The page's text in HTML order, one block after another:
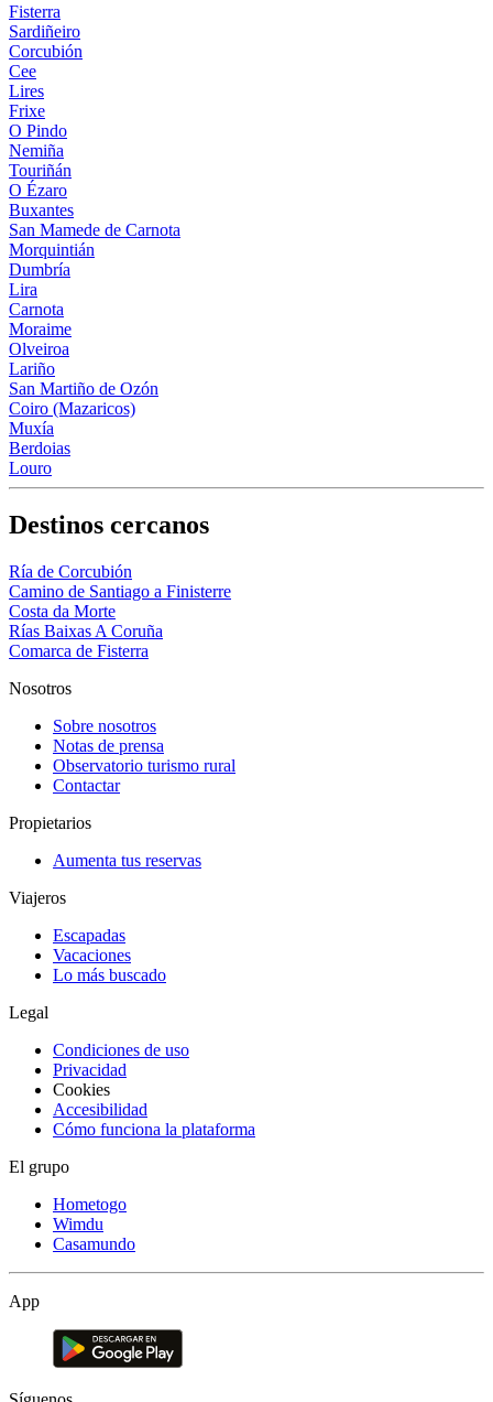
Fisterra
Sardiñeiro
Corcubión
Cee
Lires
Frixe
O Pindo
Nemiña
Touriñán
O Ézaro
Buxantes
San Mamede de Carnota
Morquintián
Dumbría
Lira
Carnota
Moraime
Olveiroa
Lariño
San Martiño de Ozón
Coiro (Mazaricos)
Muxía
Berdoias
Louro
Destinos cercanos
Ría de Corcubión
Camino de Santiago a Finisterre
Costa da Morte
Rías Baixas A Coruña
Comarca de Fisterra
Nosotros
Sobre nosotros
Notas de prensa
Observatorio turismo rural
Contactar
Propietarios
Aumenta tus reservas
Viajeros
Escapadas
Vacaciones
Lo más buscado
Legal
Condiciones de uso
Privacidad
Cookies
Accesibilidad
Cómo funciona la plataforma
El grupo
Hometogo
Wimdu
Casamundo
App